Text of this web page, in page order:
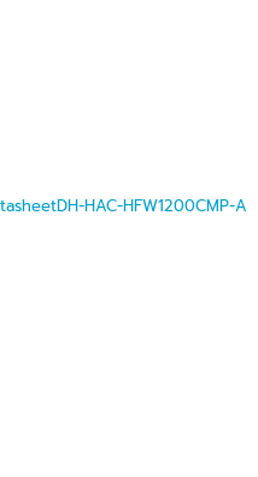
HAC-HFW1200CMP-A